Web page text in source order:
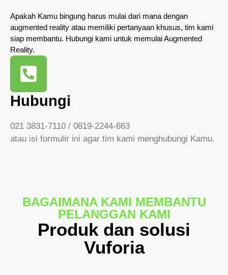
Apakah Kamu bingung harus mulai dari mana dengan
augmented reality atau memiliki pertanyaan khusus, tim kami
siap membantu. Hubungi kami untuk memulai Augmented
Reality.
Hubungi
021 3831-7110 / 0819-2244-663
atau isi formulir ini agar tim kami menghubungi Kamu.
BAGAIMANA KAMI MEMBANTU
PELANGGAN KAMI
Produk dan solusi
Vuforia